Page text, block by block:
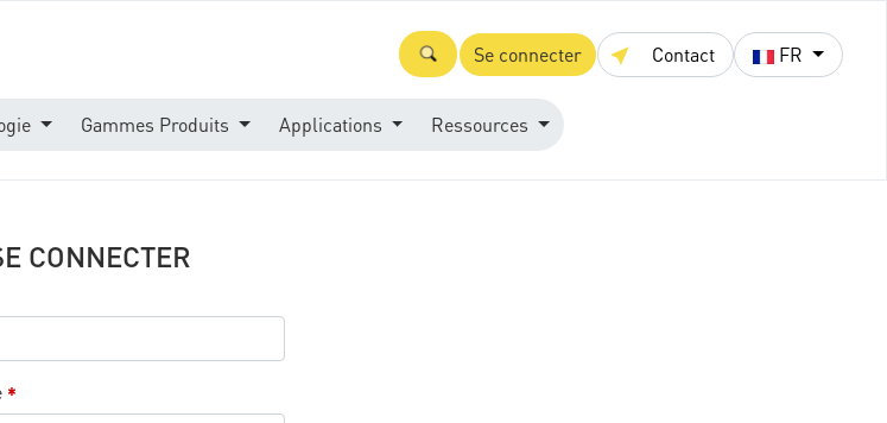
Se connecter Contact FR
Gammes Produits Applications Ressources
CONNECTER
*